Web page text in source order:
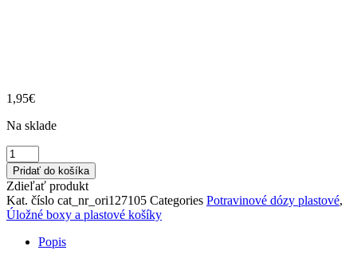
1,95€
Na sklade
množstvo
Dóza
UH
Frost
0,65l
mix
Pridať do košíka
Zdieľať produkt
Kat. číslo cat_nr_ori127105 Categories Potravinové dózy plastové,
Úložné boxy a plastové košíky
Popis